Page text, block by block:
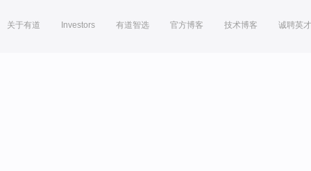
关于有道 Investors 有道智选 官方博客 技术博客 诚聘英才